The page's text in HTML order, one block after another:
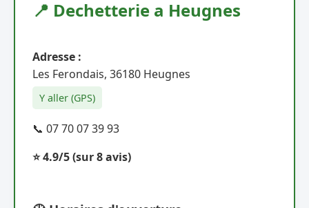
📍 Dechetterie a Heugnes
Adresse :
Les Ferondais, 36180 Heugnes
Y aller (GPS)
📞 07 70 07 39 93
⭐ 4.9/5(sur 8 avis)